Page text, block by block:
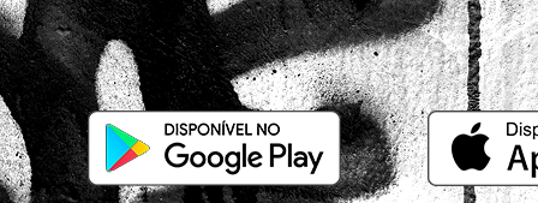
Maria L.
Comprador Verificado
28/03/2026 às 06h50
Santos / SP
Gostei muito